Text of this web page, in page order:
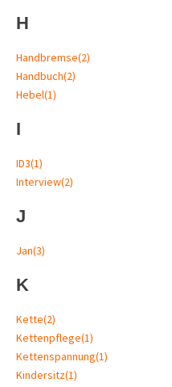
H
Handbremse(2)
Handbuch(2)
Hebel(1)
I
ID3(1)
Interview(2)
J
Jan(3)
K
Kette(2)
Kettenpflege(1)
Kettenspannung(1)
Kindersitz(1)